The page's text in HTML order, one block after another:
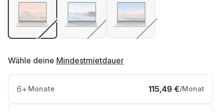
Wähle deine Mindestmietdauer
6+ Monate 115,49 €/Monat